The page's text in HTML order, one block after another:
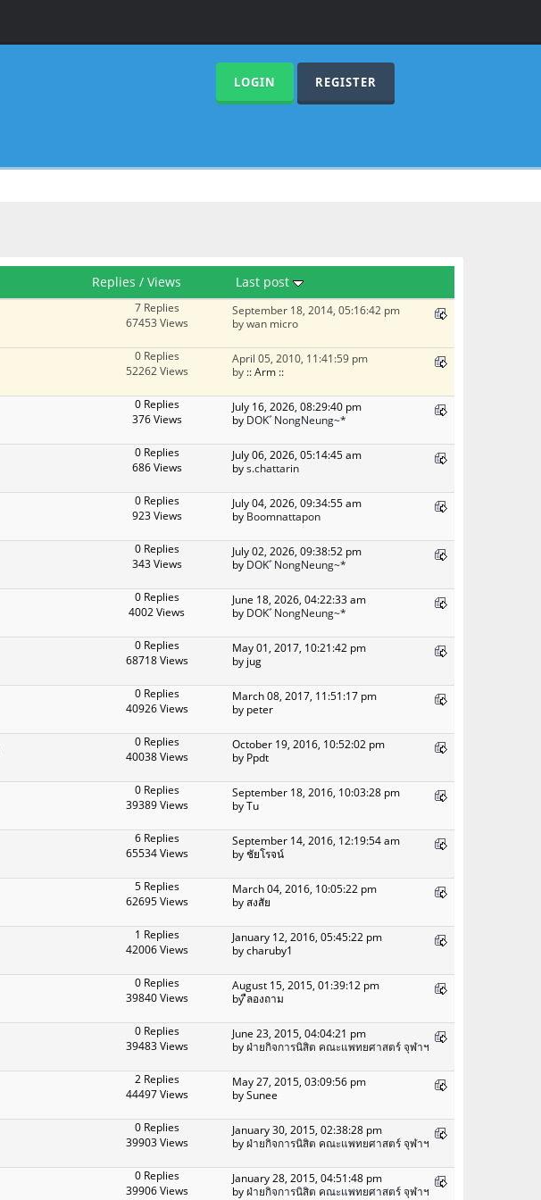
LOGIN REGISTER
Replies / Views
Last post
7 Replies
67453 Views
September 18, 2014, 05:16:42 pm
by wan micro
0 Replies
52262 Views
April 05, 2010, 11:41:59 pm
by :: Arm ::
0 Replies
376 Views
July 16, 2026, 08:29:40 pm
by DOKﾞNongNeung~*
0 Replies
686 Views
July 06, 2026, 05:14:45 am
bys.chattarin
0 Replies
923 Views
July 04, 2026, 09:34:55 am
by Boomnattapon
0 Replies
343 Views
July 02, 2026, 09:38:52 pm
by DOKﾞNongNeung~*
0 Replies
4002 Views
June 18, 2026, 04:22:33 am
by DOKﾞNongNeung~*
0 Replies
68718 Views
May 01, 2017, 10:21:42 pm
by jug
0 Replies
40926 Views
March 08, 2017, 11:51:17 pm
by peter
0 Replies
40038 Views
October 19, 2016, 10:52:02 pm
by Ppdt
0 Replies
39389 Views
September 18, 2016, 10:03:28 pm
by Tu
6 Replies
65534 Views
September 14, 2016, 12:19:54 am
by ชัยโรจน์
5 Replies
62695 Views
March 04, 2016, 10:05:22 pm
by สงสัย
1 Replies
42006 Views
January 12, 2016, 05:45:22 pm
by charuby1
0 Replies
39840 Views
August 15, 2015, 01:39:12 pm
by ืลองถาม
0 Replies
39483 Views
June 23, 2015, 04:04:21 pm
byฝ่ายกิจการนิสิต คณะแพทยศาสตร์ จุฬาฯ
2 Replies
44497 Views
May 27, 2015, 03:09:56 pm
by Sunee
0 Replies
39903 Views
January 30, 2015, 02:38:28 pm
byฝ่ายกิจการนิสิต คณะแพทยศาสตร์ จุฬาฯ
0 Replies
39906 Views
January 28, 2015, 04:51:48 pm
byฝ่ายกิจการนิสิต คณะแพทยศาสตร์ จุฬาฯ